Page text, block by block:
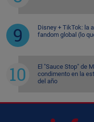
Disney + TikTok: la
fandom global (lo
El "Sauce Stop" de
condimento en la
del año